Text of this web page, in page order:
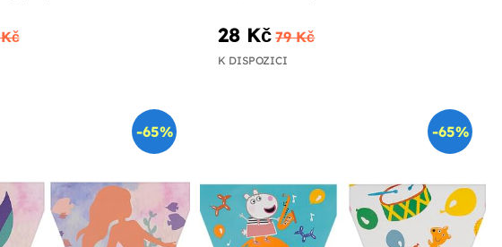
28 Kč 79 Kč
K DISPOZICI
-65% -65%